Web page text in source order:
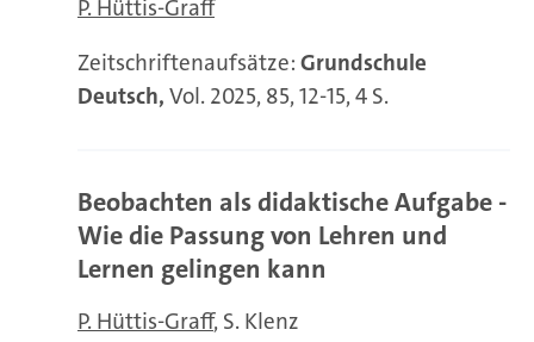
P. Hüttis-Graff
Zeitschriftenaufsätze: Grundschule
Deutsch, Vol. 2025, 85, 12-15, 4 S.
Beobachten als didaktische Aufgabe -
Wie die Passung von Lehren und
Lernen gelingen kann
P. Hüttis-Graff S. Klenz